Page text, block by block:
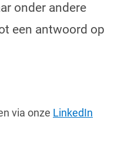
onder andere
een antwoord op
via onze LinkedIn